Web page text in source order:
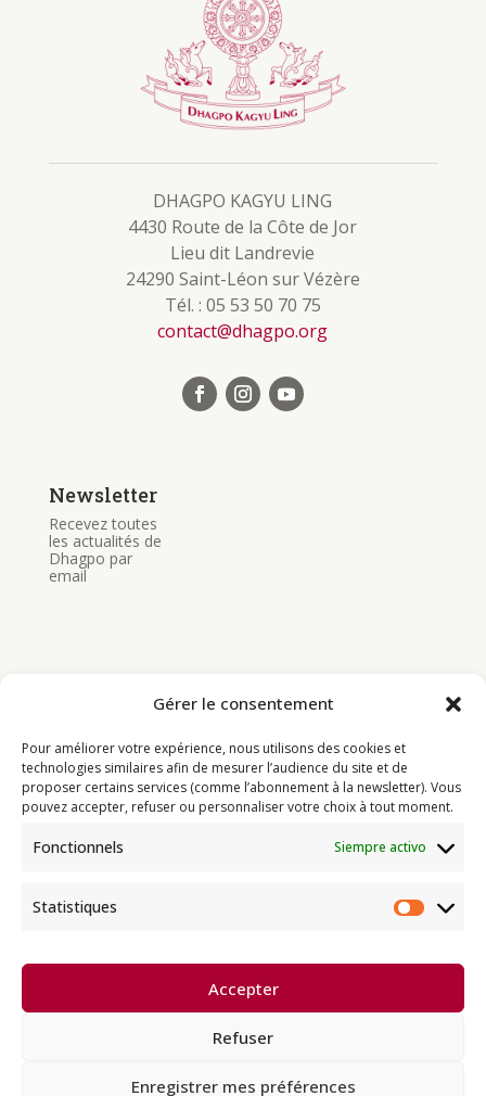
Gérer le consentement
Pour améliorer votre expérience, nous utilisons des cookies et
technologies similaires afin de mesurer l’audience du site et de
proposer certains services (comme l’abonnement à la newsletter). Vous
pouvez accepter, refuser ou personnaliser votre choix à tout moment.
Fonctionnels Siempre activo
Statistiques
Accepter
Refuser
Enregistrer mes préférences
DHAGPO KAGYU LING
4430 Route de la Côte de Jor
Lieu dit Landrevie
24290 Saint-Léon sur Vézère
Tél. : 05 53 50 70 75
contact@dhagpo.org
Newsletter
Recevez toutes
les actualités de
Dhagpo par
email
Programme
Actualités
Ressources
Infos pratiques
direction spirituelle de Thayé
Dorjé, Sa Sainteté le XVII Gyalwa
lignée karma kagyü, est membre